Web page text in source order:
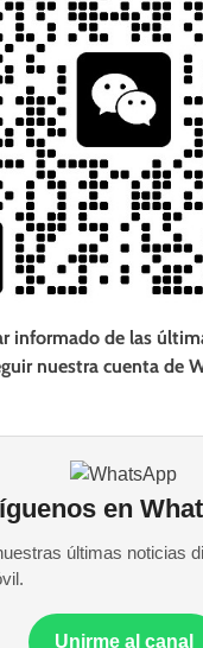
informado de las
nuestra cuenta de
en
últimas noticias
Unirme al canal